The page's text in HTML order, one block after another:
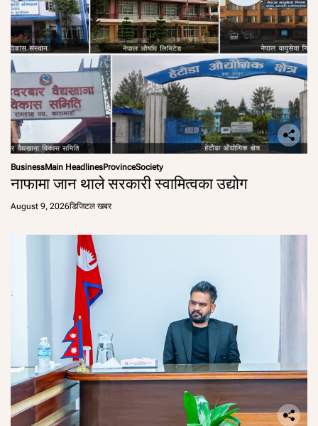
BusinessMain HeadlinesProvinceSociety
नाफामा जान थाले सरकारी स्वामित्वका उद्योग
August 9, 2026डिजिटल खबर